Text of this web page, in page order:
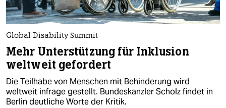
Global Disability Summit
Mehr Unterstützung für Inklusion
weltweit gefordert
Die Teilhabe von Menschen mit Behinderung wird
weltweit infrage gestellt. Bundeskanzler Scholz findet in
Berlin deutliche Worte der Kritik.